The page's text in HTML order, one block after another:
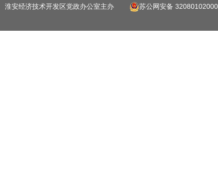
淮安经济技术开发区党政办公室主办
苏公网安备